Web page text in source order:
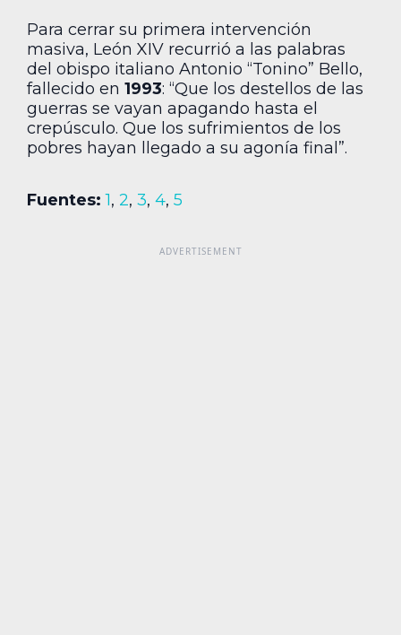
Para cerrar su primera intervención
masiva, León XIV recurrió a las palabras
del obispo italiano Antonio “Tonino” Bello,
fallecido en 1993: “Que los destellos de las
guerras se vayan apagando hasta el
crepúsculo. Que los sufrimientos de los
pobres hayan llegado a su agonía final”.
Fuentes: 1, 2, 3, 4, 5